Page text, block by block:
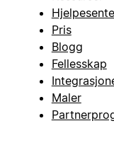
Pris
Blogg
Fellesskap
Maler